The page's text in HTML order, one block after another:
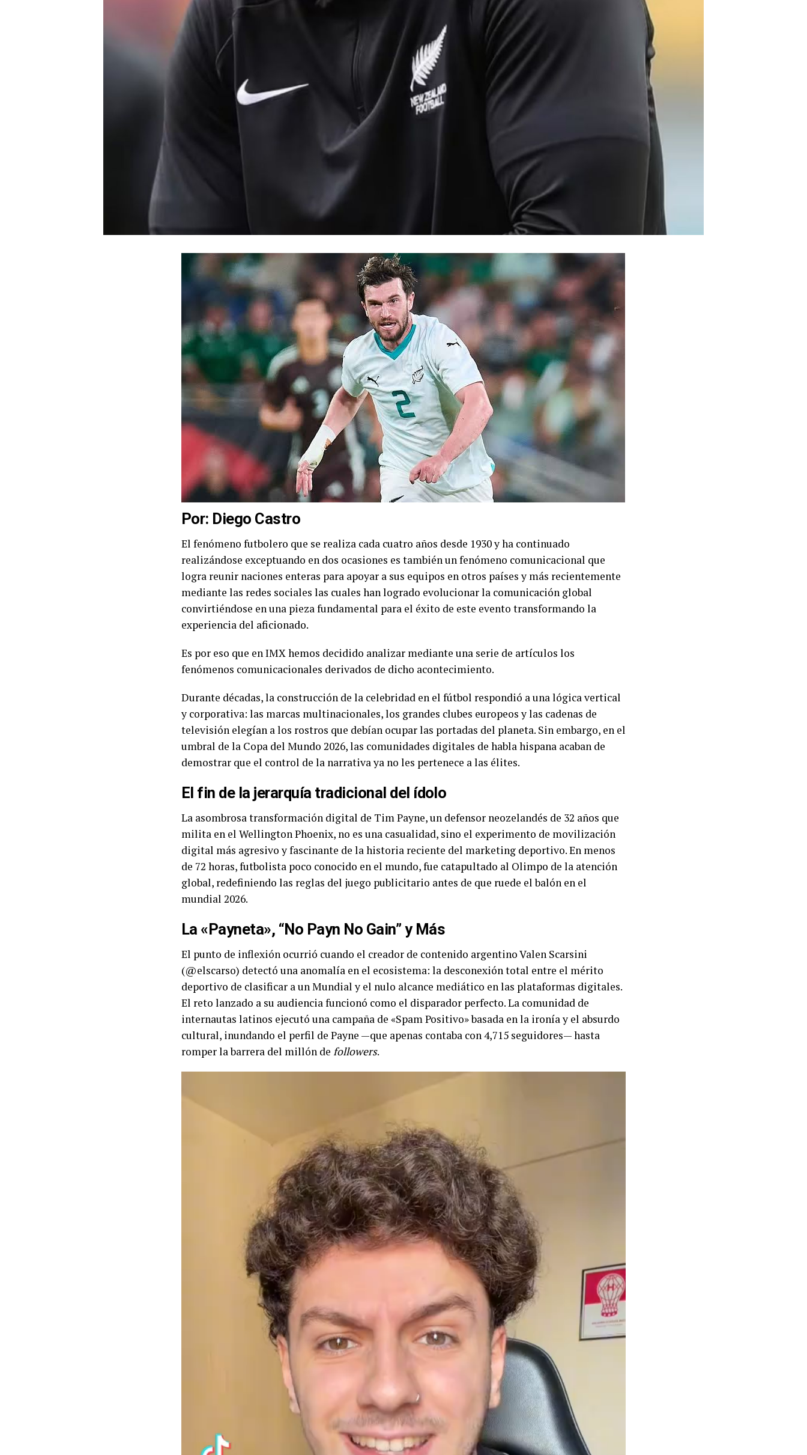
Por: Diego Castro
El fenómeno futbolero que se realiza cada cuatro años desde 1930 y ha continuado
realizándose exceptuando en dos ocasiones es también un fenómeno comunicacional que
logra reunir naciones enteras para apoyar a sus equipos en otros países y más recientemente
mediante las redes sociales las cuales han logrado evolucionar la comunicación global
convirtiéndose en una pieza fundamental para el éxito de este evento transformando la
experiencia del aficionado.
Es por eso que en IMX hemos decidido analizar mediante una serie de artículos los
fenómenos comunicacionales derivados de dicho acontecimiento.
Durante décadas, la construcción de la celebridad en el fútbol respondió a una lógica vertical
y corporativa: las marcas multinacionales, los grandes clubes europeos y las cadenas de
televisión elegían a los rostros que debían ocupar las portadas del planeta. Sin embargo, en el
umbral de la Copa del Mundo 2026, las comunidades digitales de habla hispana acaban de
demostrar que el control de la narrativa ya no les pertenece a las élites.
El fin de la jerarquía tradicional del ídolo
La asombrosa transformación digital de Tim Payne, un defensor neozelandés de 32 años que
milita en el Wellington Phoenix, no es una casualidad, sino el experimento de movilización
digital más agresivo y fascinante de la historia reciente del marketing deportivo. En menos
de 72 horas, futbolista poco conocido en el mundo, fue catapultado al Olimpo de la atención
global, redefiniendo las reglas del juego publicitario antes de que ruede el balón en el
mundial 2026.
La «Payneta», “No Payn No Gain” y Más
El punto de inflexión ocurrió cuando el creador de contenido argentino Valen Scarsini
(@elscarso) detectó una anomalía en el ecosistema: la desconexión total entre el mérito
deportivo de clasificar a un Mundial y el nulo alcance mediático en las plataformas digitales.
El reto lanzado a su audiencia funcionó como el disparador perfecto. La comunidad de
internautas latinos ejecutó una campaña de «Spam Positivo» basada en la ironía y el absurdo
cultural, inundando el perfil de Payne —que apenas contaba con 4,715 seguidores— hasta
romper la barrera del millón de followers.